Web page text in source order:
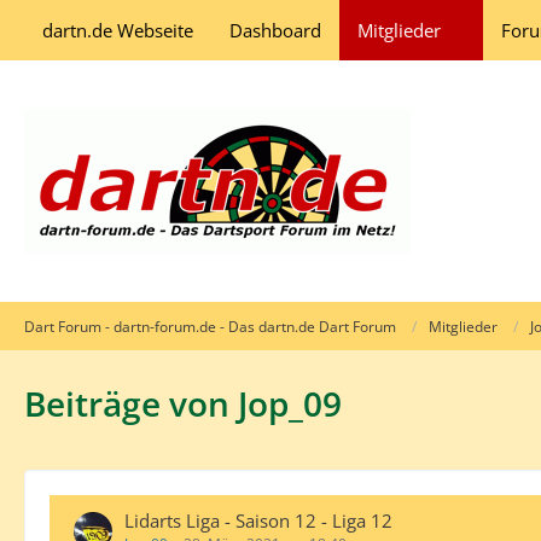
dartn.de Webseite Dashboard Mitglieder
Dart Forum - dartn-forum.de - Das dartn.de Dart Forum Mitglieder
Beiträge von Jop_09
Lidarts Liga - Saison 12 - Liga 12